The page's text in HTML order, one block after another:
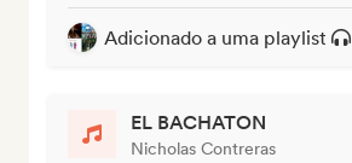
Adicionado a uma playlist
EL BACHATON
Nicholas Contreras